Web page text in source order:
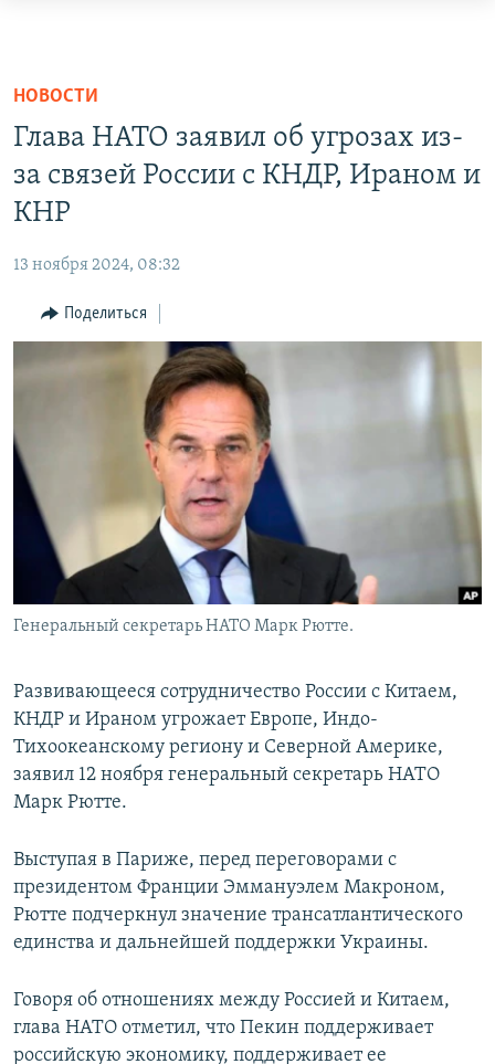
Вернуться
основному
содержанию
Вернутся
главной
навигации
Вернутся
поиску
КАЗАХСТАН
КЫРГЫЗСТАН
УЗБЕКИСТАН
ТАДЖИКИСТАН
НОВОСТИ
ВОЙНА В УКРАИНЕ
НА ДРУГИХ ЯЗЫКАХ
ҚАЗАҚША
НОВОСТИ
Глава НАТО заявил об угрозах из-
за связей России с КНДР, Ираном и
КНР
13 ноября 2024, 08:32
Поделиться
Генеральный секретарь НАТО Марк Рютте.
Развивающееся сотрудничество России с Китаем,
КНДР и Ираном угрожает Европе, Индо-
Тихоокеанскому региону и Северной Америке,
заявил 12 ноября генеральный секретарь НАТО
Марк Рютте.
Выступая в Париже, перед переговорами с
президентом Франции Эммануэлем Макроном,
Рютте подчеркнул значение трансатлантического
единства и дальнейшей поддержки Украины.
Говоря об отношениях между Россией и Китаем,
глава НАТО отметил, что Пекин поддерживает
российскую экономику, поддерживает ее